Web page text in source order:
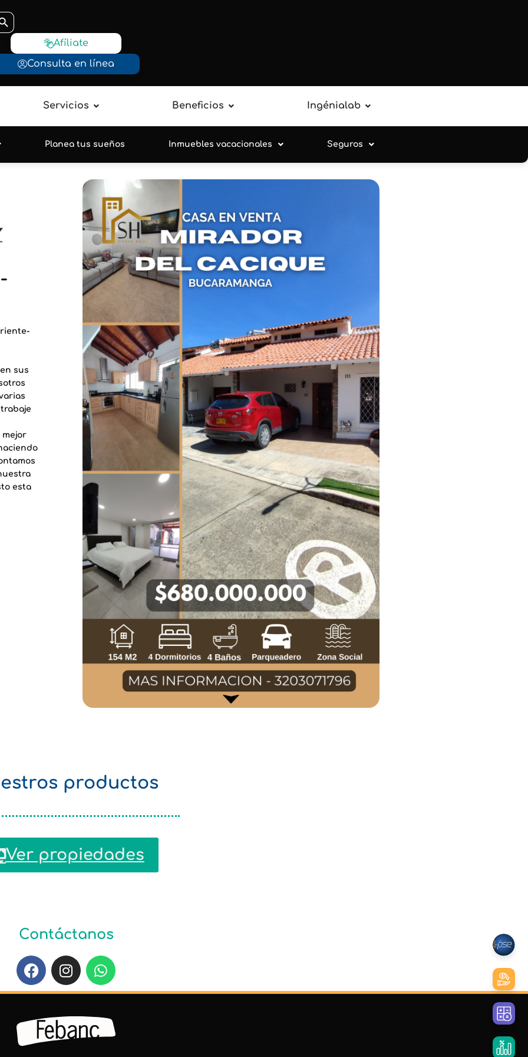
de búsqueda
Afíliate
Consulta en línea
Servicios Beneficios Ingénialab
Planea tus sueños Inmuebles vacacionales Seguros
sus
esta
productos
Ver propiedades
Contáctanos